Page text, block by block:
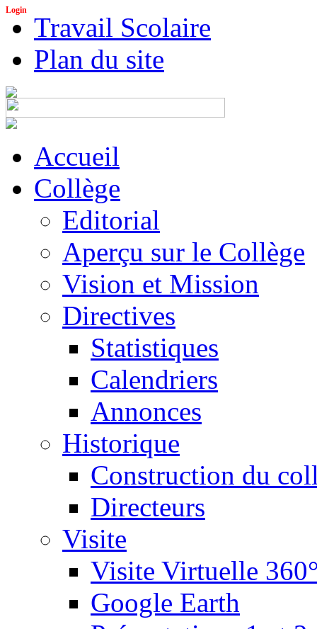
Login
Travail Scolaire
Plan du site
Accueil
Collège
Editorial
Aperçu sur le Collège
Vision et Mission
Directives
Statistiques
Calendriers
Annonces
Historique
Construction du
Directeurs
Visite
Visite Virtuelle
Google Earth